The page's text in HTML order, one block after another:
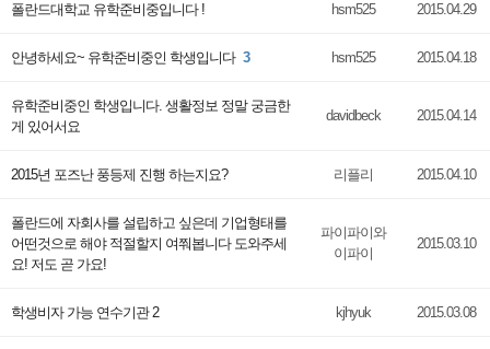
폴란드대학교 유학준비중입니다 ! hsm525 2015.04.29
안녕하세요~ 유학준비중인 학생입니다 3 hsm525 2015.04.18
유학준비중인 학생입니다. 생활정보 정말 궁금한
게 있어서요
davidbeck 2015.04.14
2015년 포즈난 풍등제 진행 하는지요? 리플리 2015.04.10
폴란드에 자회사를 설립하고 싶은데 기업형태를
어떤것으로 해야 적절할지 여쭤봅니다 도와주세
요! 저도 곧 가요!
파이파이와
이파이
2015.03.10
학생비자 가능 연수기관 2 kjhyuk 2015.03.08